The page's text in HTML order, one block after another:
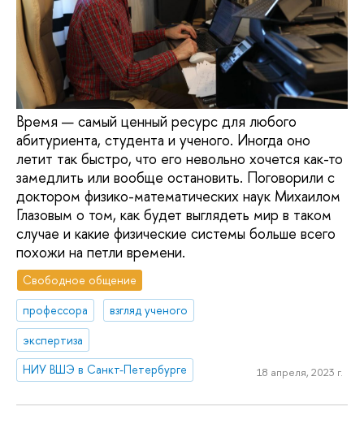
Время — самый ценный ресурс для любого
абитуриента, студента и ученого. Иногда оно
летит так быстро, что его невольно хочется как-то
замедлить или вообще остановить. Поговорили с
доктором физико-математических наук Михаилом
Глазовым о том, как будет выглядеть мир в таком
случае и какие физические системы больше всего
похожи на петли времени.
Свободное общение
профессора
взгляд ученого
экспертиза
НИУ ВШЭ в Санкт-Петербурге
18 апреля, 2023 г.